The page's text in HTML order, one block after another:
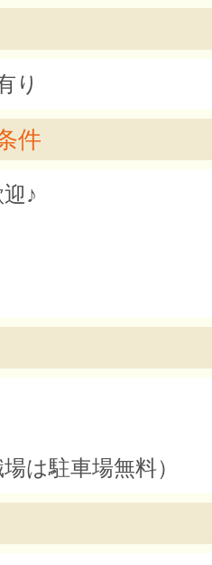
り
件
♪
は駐車場無料）